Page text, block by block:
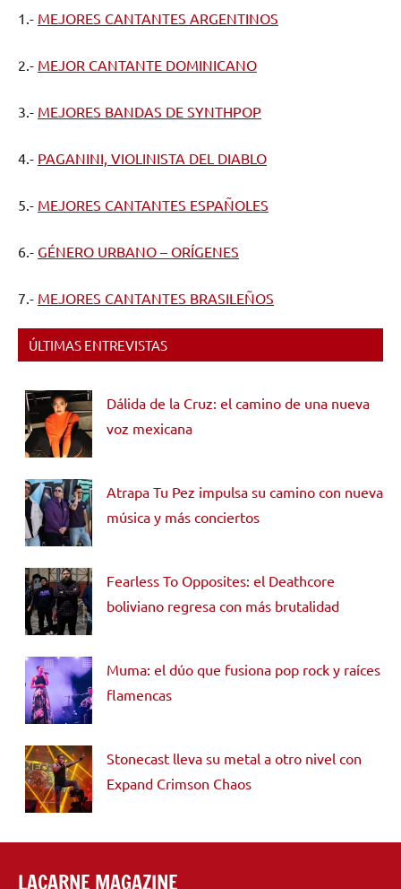
1.- MEJORES CANTANTES ARGENTINOS
2.- MEJOR CANTANTE DOMINICANO
3.- MEJORES BANDAS DE SYNTHPOP
4.- PAGANINI, VIOLINISTA DEL DIABLO
5.- MEJORES CANTANTES ESPAÑOLES
6.- GÉNERO URBANO – ORÍGENES
7.- MEJORES CANTANTES BRASILEÑOS
ÚLTIMAS ENTREVISTAS
Dálida de la Cruz: el camino de una nueva
voz mexicana
Atrapa Tu Pez impulsa su camino con nueva
música y más conciertos
Fearless To Opposites: el Deathcore
boliviano regresa con más brutalidad
Muma: el dúo que fusiona pop rock y raíces
flamencas
Stonecast lleva su metal a otro nivel con
Expand Crimson Chaos
LACARNE MAGAZINE